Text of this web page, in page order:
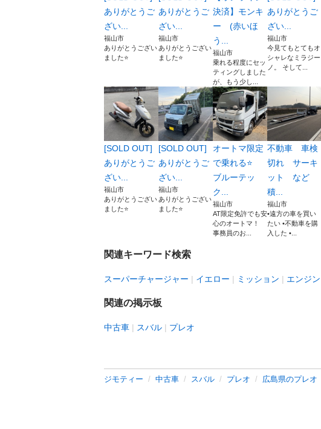
ありがとうご
ざい...
福山市
ありがとうござい
ました⭐️
ありがとうご
ざい...
福山市
ありがとうござい
ました⭐️
決済】モンキ
ー (赤いほ
う...
福山市
乗れる程度にセッ
ティングしました
が、もう少し...
ありがとうご
ざい...
福山市
今見てもとてもオ
シャレなミラジー
ノ。 そして...
[SOLD OUT]
ありがとうご
ざい...
福山市
ありがとうござい
ました⭐️
[SOLD OUT]
ありがとうご
ざい...
福山市
ありがとうござい
ました⭐️
オートマ限定
で乗れる⭐️
ブルーテッ
ク...
福山市
AT限定免許でも安
心のオートマ！
事務員のお...
不動車 車検
切れ サーキ
ット など
積...
福山市
•遠方の車を買い
たい •不動車を購
入した •...
関連キーワード検索
スーパーチャージャー イエロー ミッション エンジン
関連の掲示板
中古車 スバル プレオ
ジモティー 中古車 スバル プレオ 広島県のプレオ